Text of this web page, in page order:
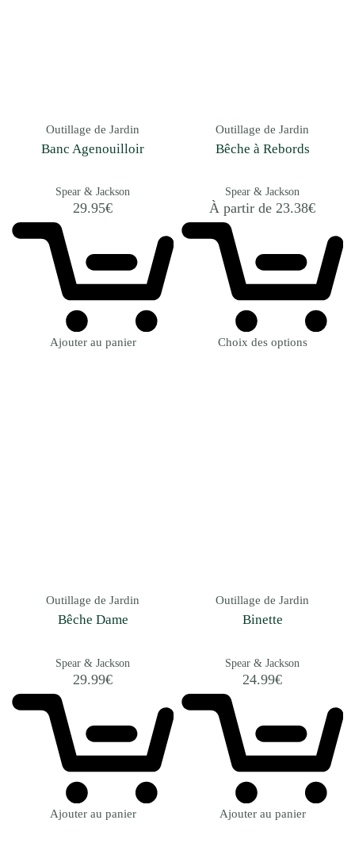
Outillage de Jardin
Banc Agenouilloir
Spear & Jackson
29.95€
Ajouter au panier
Outillage de Jardin
Bêche à Rebords
Spear & Jackson
À partir de 23.38€
Choix des options
Outillage de Jardin
Bêche Dame
Spear & Jackson
29.99€
Ajouter au panier
Outillage de Jardin
Binette
Spear & Jackson
24.99€
Ajouter au panier